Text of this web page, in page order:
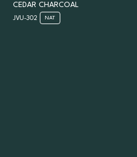
CEDAR CHARCOAL
JVU-302 NAT